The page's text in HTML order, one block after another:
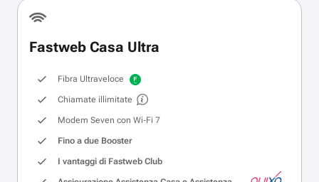
Fastweb Casa Ultra
Fibra Ultraveloce
Chiamate illimitate
Modem Seven con Wi‑Fi 7
Fino a due Booster
I vantaggi di Fastweb Club